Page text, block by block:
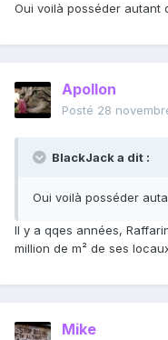
Oui voilà posséder autant
Apollon
Posté 28
BlackJack a dit :
Oui voilà posséder
Il y a qqes années,
million de m² de ses
Mike